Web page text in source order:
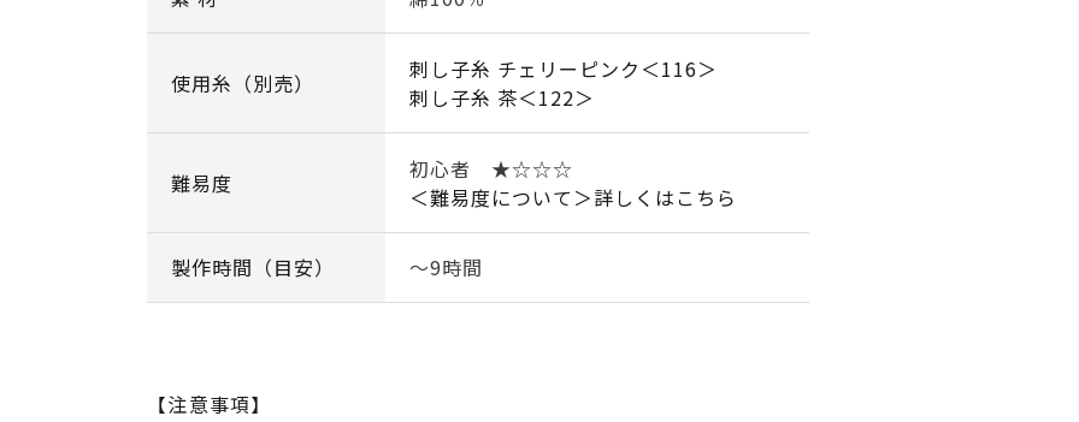
使用糸（別売）
刺し子糸 チェリーピンク＜116＞
刺し子糸 茶＜122＞
難易度
初心者 ★☆☆☆
＜難易度について＞詳しくはこちら
製作時間（目安） ～9時間
【注意事項】